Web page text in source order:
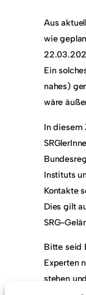
Aus
wie
Ein
nahes)
wäre
In diesem
Instituts
Kontakte
Dies gilt
SRG-
Bitte seid
Experten
stehen